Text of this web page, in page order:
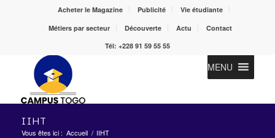
Acheter le Magazine Publicité
Vie étudiante
Métiers par secteur
Découverte Actu
Contact
Tél: +228 91 59 55 55
MENU
IIHT
Vous êtes ici : Accueil / IIHT